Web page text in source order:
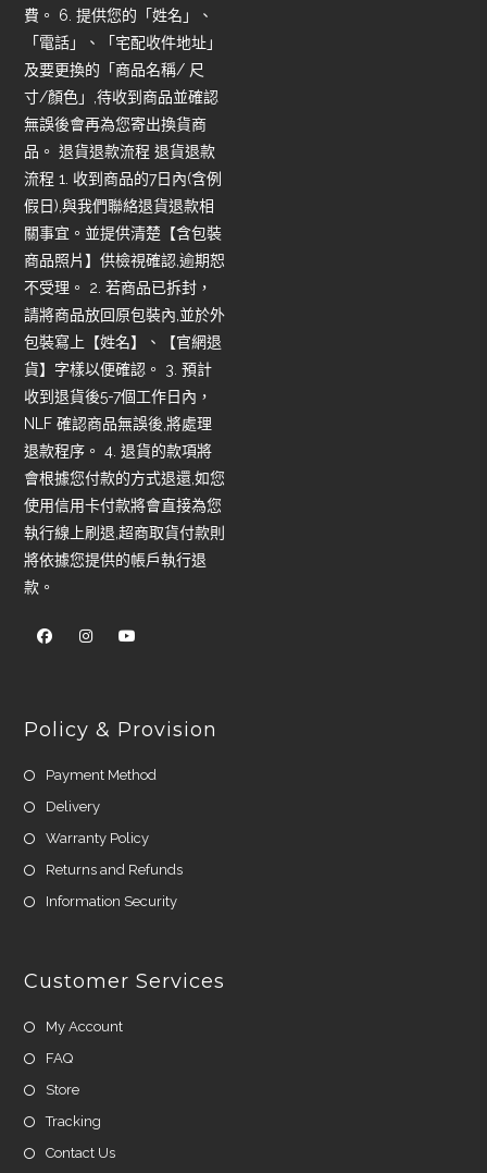
費。 6. 提供您的「姓名」、
「電話」、「宅配收件地址」
及要更換的「商品名稱/ 尺
寸/顏色」,待收到商品並確認
無誤後會再為您寄出換貨商
品。 退貨退款流程 退貨退款
流程 1. 收到商品的7日內(含例
假日),與我們聯絡退貨退款相
關事宜。並提供清楚【含包裝
商品照片】供檢視確認,逾期恕
不受理。 2. 若商品已拆封，
請將商品放回原包裝內,並於外
包裝寫上【姓名】、【官網退
貨】字樣以便確認。 3. 預計
收到退貨後5-7個工作日內，
NLF 確認商品無誤後,將處理
退款程序。 4. 退貨的款項將
會根據您付款的方式退還,如您
使用信用卡付款將會直接為您
執行線上刷退,超商取貨付款則
將依據您提供的帳戶執行退
款。
Policy & Provision
Payment Method
Delivery
Warranty Policy
Returns and Refunds
Information Security
Customer Services
My Account
FAQ
Store
Tracking
Contact Us